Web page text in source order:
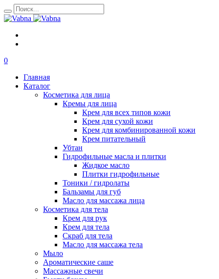
0
Главная
Каталог
Косметика для лица
Кремы для лица
Крем для всех типов кожи
Крем для сухой кожи
Крем для комбинированной кожи
Крем питательный
Убтан
Гидрофильные масла и плитки
Жидкое масло
Плитки гидрофильные
Тоники / гидролаты
Бальзамы для губ
Масло для массажа лица
Косметика для тела
Крем для рук
Крем для тела
Скраб для тела
Масло для массажа тела
Мыло
Ароматические саше
Массажные свечи